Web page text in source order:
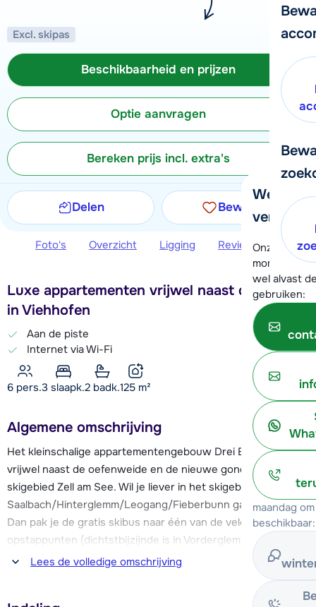
We
verder!
Onze
moment
wel alvast
gebruiken:
maandag
beschikbaar:
Excl. skipas
Beschikbaarheid en prijzen
Optie aanvragen
Bereken prijs incl. extra's
Delen Bewaren
Foto's Overzicht Ligging Reviews
Luxe appartementen vrijwel naast de skilift
in Viehhofen
Aan de piste
Internet via Wi-Fi
6 pers.3 slaapk.2 badk.125 m²
Algemene omschrijving
Het kleinschalige appartementengebouw Drei Berge ligt
vrijwel naast de oefenweide en de nieuwe gondel naar het
skigebied Zell am See. Wil je liever in het skigebied van
Saalbach/Hinterglemm/Leogang/Fieberbunn gaan skiën?
Dan pak je de gratis skibus naar één van de vele
opstappunten (dichtstbijzijnde is in Vorderglemm) en kun je
aan het einde van de dag via de blauwe dalafdaling terug
Lees de volledige omschrijving